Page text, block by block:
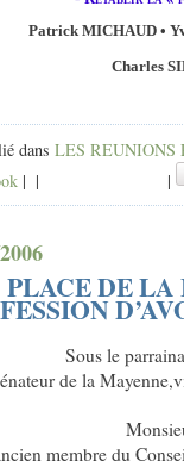
Patrick MICHAUD •
Charles
dans LES REUNIONS
| | |
DE
Sous le
de la
membre du